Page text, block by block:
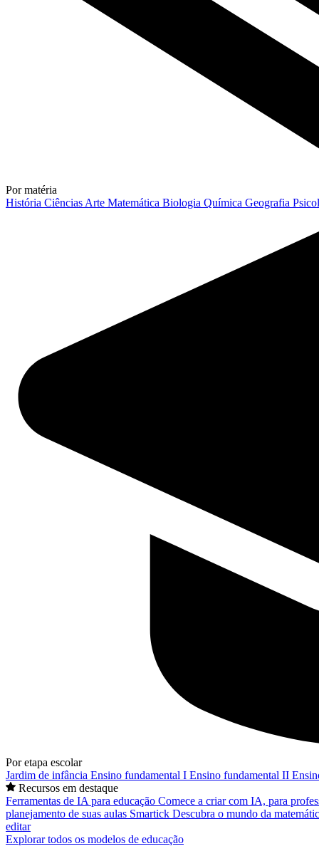
Por matéria
História Ciências Arte Matemática Biologia Química Geografia
Por etapa escolar
Jardim de infância Ensino fundamental I Ensino fundamental II
Recursos em destaque
Ferramentas de IA para educação Comece a criar com IA, para
planejamento de suas aulas Smartick Descubra o mundo da
editar
Explorar todos os modelos de educação